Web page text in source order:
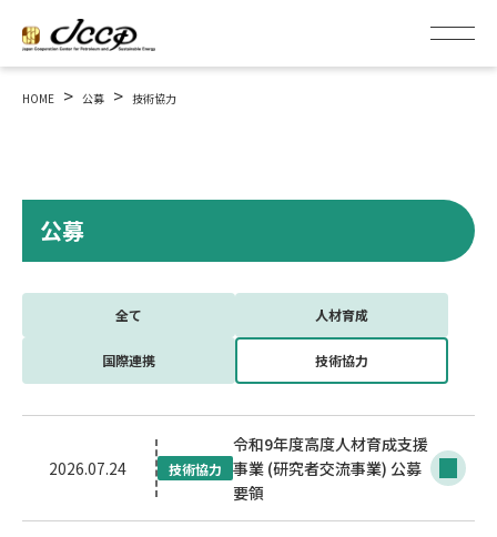
HOME > 公募 > 技術協力
公募
全て 人材育成
国際連携 技術協力
2026.07.24 技術協力
令和9年度高度人材育成支援
事業 (研究者交流事業) 公募
要領